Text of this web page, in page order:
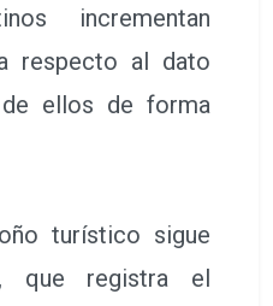
incrementan
respecto al dato
ellos de forma
turístico sigue
, que registra el